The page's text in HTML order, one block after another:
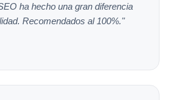
ha hecho una gran diferencia
Recomendados al 100%."